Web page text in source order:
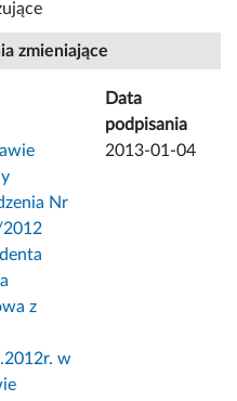
zmieniające
Data
podpisania
Nr
z
w
2013-01-04